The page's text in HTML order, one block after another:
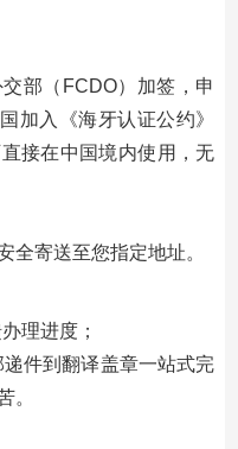
部（FCDO）加签，申
加入《海牙认证公约》
接在中国境内使用，无
全寄送至您指定地址。
理进度；
件到翻译盖章一站式完
。